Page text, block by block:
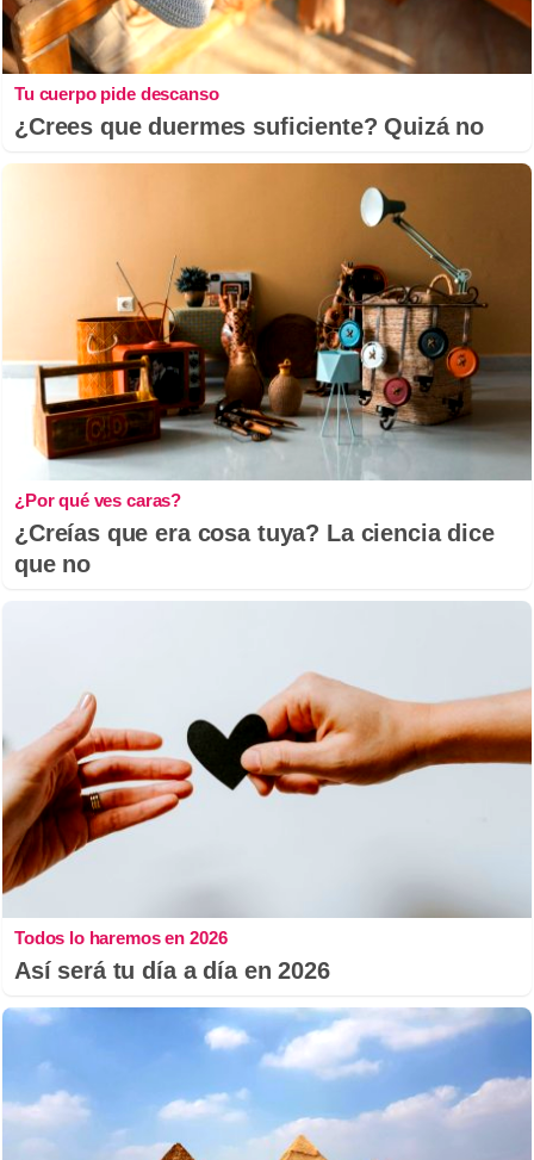
Tu cuerpo pide descanso
¿Crees que duermes suficiente? Quizá no
¿Por qué ves caras?
¿Creías que era cosa tuya? La ciencia dice
que no
Todos lo haremos en 2026
Así será tu día a día en 2026